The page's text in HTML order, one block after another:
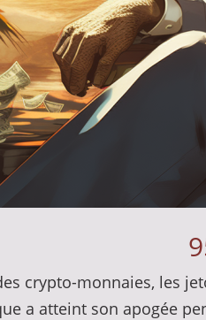
crypto-monnaies, les
a atteint son apogée